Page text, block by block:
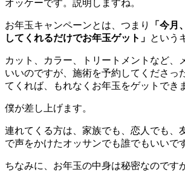
オッケーです。説明しますね。
お年玉キャンペーンとは、つまり
「今月
してくれるだけでお年玉ゲット」 という
カット、カラー、トリートメントなど、
いいのですが、施術を予約してくださっ
てくれば、もれなくお年玉をゲットでき
僕が差し上げます。
連れてくる方は、家族でも、恋人でも、
で声をかけたオッサンでも誰でもいいで
ちなみに、お年玉の中身は秘密なのです